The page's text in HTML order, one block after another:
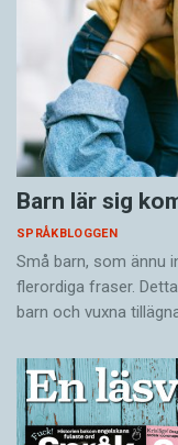
Barn lär sig
SPRÅKBLOGGEN
Små barn, som ännu
flerordiga fraser.
barn och vuxna